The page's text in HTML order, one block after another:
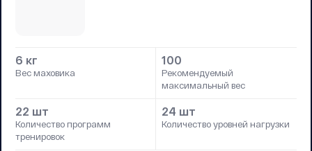
6 кг
Вес маховика
100
Рекомендуемый
максимальный вес
22 шт
Количество программ
тренировок
24 шт
Количество уровней нагрузки